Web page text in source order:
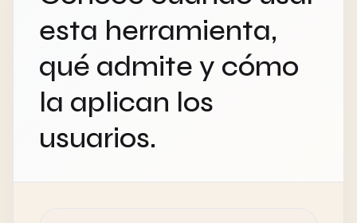
esta herramienta,
qué admite y cómo
la aplican los
usuarios.